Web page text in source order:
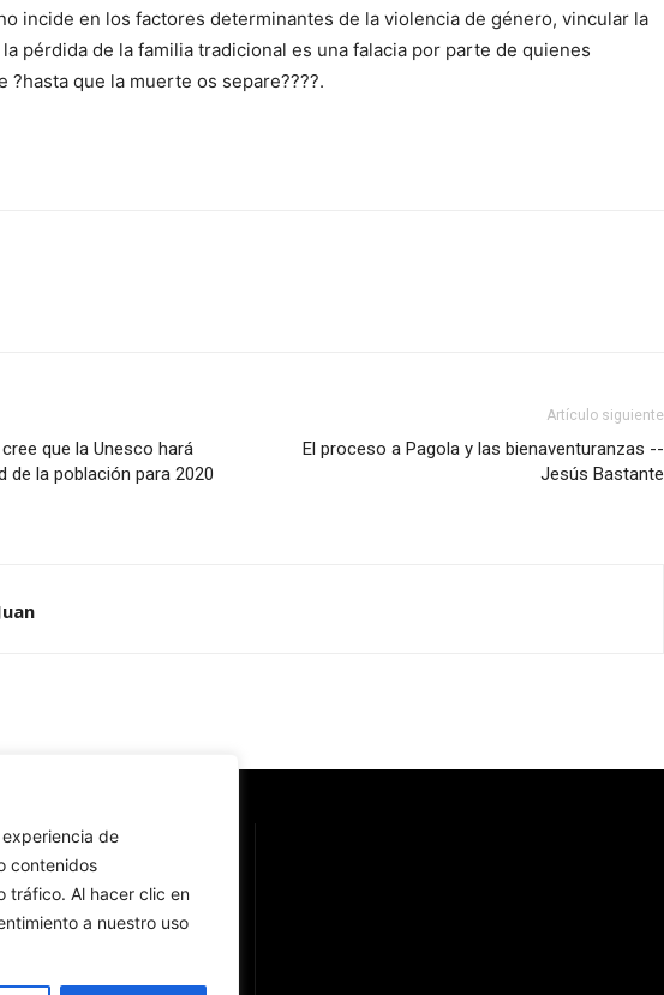
de
contenidos
tráfico. Al hacer clic en
a nuestro uso
incide en los factores determinantes de la violencia de género, vincular la
pérdida de la familia tradicional es una falacia por parte de quienes
?hasta que la muerte os separe????.
que la Unesco hará
de la población para 2020
Artículo siguiente
El proceso a Pagola y las bienaventuranzas --
Jesús Bastante
la Iglesia católica y la